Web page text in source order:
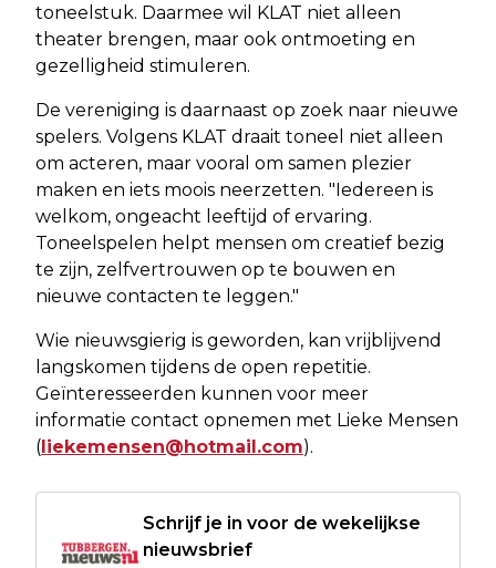
toneelstuk. Daarmee wil KLAT niet alleen
theater brengen, maar ook ontmoeting en
gezelligheid stimuleren.
De vereniging is daarnaast op zoek naar nieuwe
spelers. Volgens KLAT draait toneel niet alleen
om acteren, maar vooral om samen plezier
maken en iets moois neerzetten. "Iedereen is
welkom, ongeacht leeftijd of ervaring.
Toneelspelen helpt mensen om creatief bezig
te zijn, zelfvertrouwen op te bouwen en
nieuwe contacten te leggen."
Wie nieuwsgierig is geworden, kan vrijblijvend
langskomen tijdens de open repetitie.
Geïnteresseerden kunnen voor meer
informatie contact opnemen met Lieke Mensen
( liekemensen@hotmail.com).
Schrijf je in voor de wekelijkse
nieuwsbrief